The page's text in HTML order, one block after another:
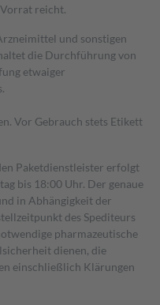
reicht.
und sonstigen
die Durchführung von
etwaiger
Vor Gebrauch stets Etikett
Paketdienstleister erfolgt
bis 18:00 Uhr. Der genaue
in Abhängigkeit der
des Spediteurs
pharmazeutische
dienen, die
einschließlich Klärungen